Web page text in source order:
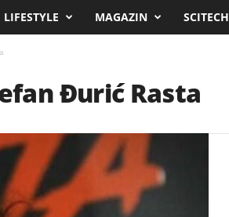
LIFESTYLE MAGAZIN SCITECH
Đurić Rasta